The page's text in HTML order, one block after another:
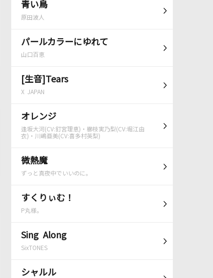
青い鳥
原田波人
パールカラーにゆれて
山口百恵
[生音]Tears
X JAPAN
オレンジ
逢坂大河(CV:釘宮理恵)・櫛枝実乃梨(CV:堀江由
衣)・川嶋亜美(CV:喜多村英梨)
微熱魔
ずっと真夜中でいいのに。
すくりぃむ！
P丸様。
Sing Along
SixTONES
シャルル